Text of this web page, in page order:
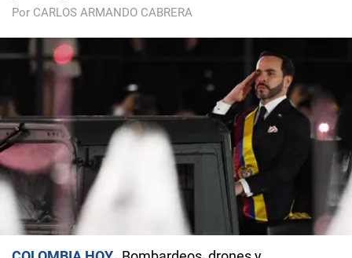
Por CARLOS ARMANDO CABRERA